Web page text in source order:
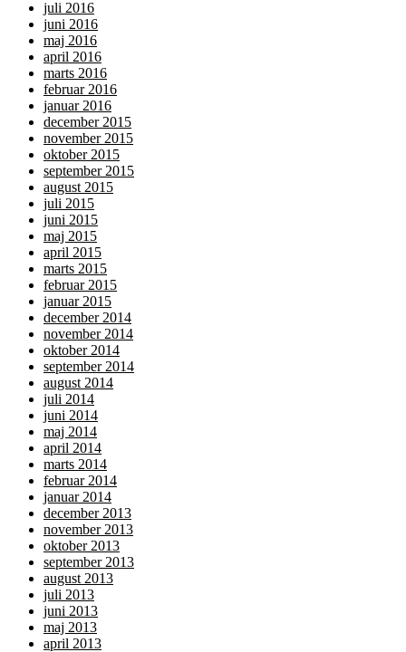
juli 2016
juni 2016
maj 2016
april 2016
marts 2016
februar 2016
januar 2016
december 2015
november 2015
oktober 2015
september 2015
august 2015
juli 2015
juni 2015
maj 2015
april 2015
marts 2015
februar 2015
januar 2015
december 2014
november 2014
oktober 2014
september 2014
august 2014
juli 2014
juni 2014
maj 2014
april 2014
marts 2014
februar 2014
januar 2014
december 2013
november 2013
oktober 2013
september 2013
august 2013
juli 2013
juni 2013
maj 2013
april 2013